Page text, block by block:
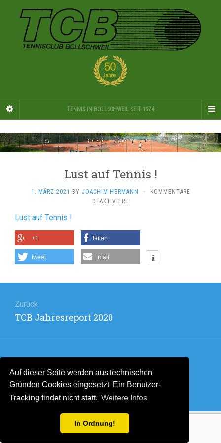
Auf dieser Seite werden aus technischen
Gründen Cookies eingesetzt. Ein Benutzer-
Tracking findet nicht statt. Weitere Infos
In Ordnung!
TENNIS IN BOLLSCHWEIL SEIT 1974
Lust auf Tennis !
1. MÄRZ 2021 BY JOACHIM HERMANN ·
KOMMENTARE
DEAKTIVIERT
TENNIS
Lust auf Tennis !
+1 teilen
tweet mail
Zurück
Vorheriger
TCB Jahresreport 2020
Nächster
Beitrag:
Achtung Anmeldeschluss für
Tennistraining ist der 04.04.2021
Stolz präsentiert von WordPress . Theme: Flat 1.7.11 by